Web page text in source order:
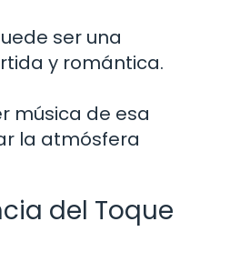
ser una
y romántica.
música de esa
la atmósfera
del Toque